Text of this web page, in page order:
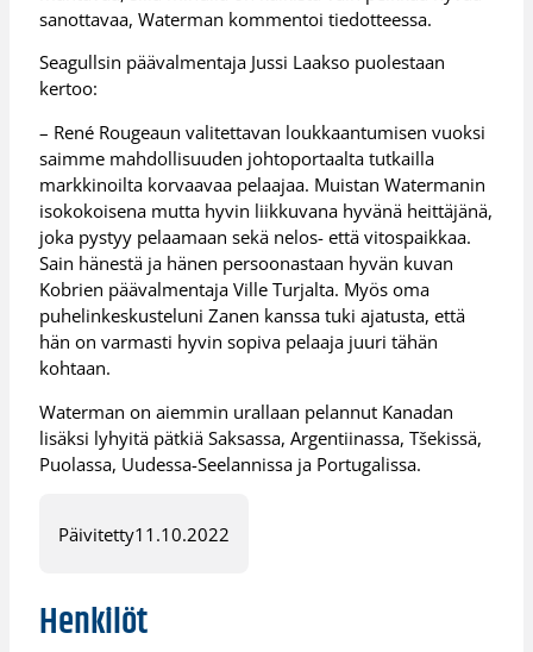
sanottavaa, Waterman kommentoi tiedotteessa.
Seagullsin päävalmentaja Jussi Laakso puolestaan
kertoo:
– René Rougeaun valitettavan loukkaantumisen vuoksi
saimme mahdollisuuden johtoportaalta tutkailla
markkinoilta korvaavaa pelaajaa. Muistan Watermanin
isokokoisena mutta hyvin liikkuvana hyvänä heittäjänä,
joka pystyy pelaamaan sekä nelos- että vitospaikkaa.
Sain hänestä ja hänen persoonastaan hyvän kuvan
Kobrien päävalmentaja Ville Turjalta. Myös oma
puhelinkeskusteluni Zanen kanssa tuki ajatusta, että
hän on varmasti hyvin sopiva pelaaja juuri tähän
kohtaan.
Waterman on aiemmin urallaan pelannut Kanadan
lisäksi lyhyitä pätkiä Saksassa, Argentiinassa, Tšekissä,
Puolassa, Uudessa-Seelannissa ja Portugalissa.
Päivitetty11.10.2022
Henkilöt